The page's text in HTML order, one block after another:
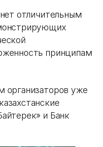
отличительным
принципам
организаторов уже
и Банк